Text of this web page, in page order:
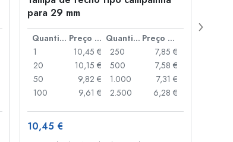
para 29 mm
Quantidade Preço por peça Quantidade
Preço por peça
1
10,45 €
20
10,15 €
50
9,82 €
100
9,61 €
250
7,85 €
500
7,58 €
1.000
7,31 €
2.500
6,28 €
10,45 €